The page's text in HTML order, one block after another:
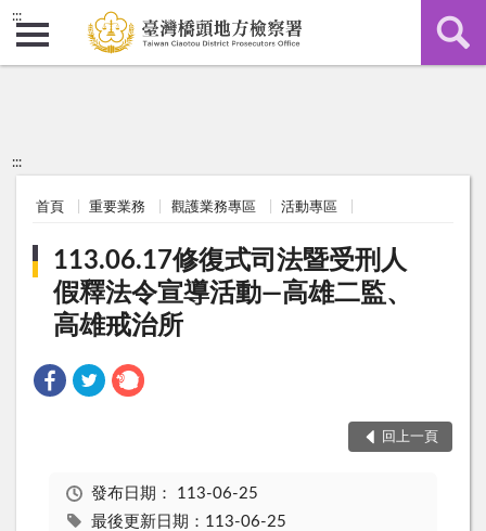
:::
:::
首頁 重要業務 觀護業務專區 活動專區
113.06.17修復式司法暨受刑人
假釋法令宣導活動—高雄二監、
高雄戒治所
回上一頁
發布日期： 113-06-25
最後更新日期：113-06-25